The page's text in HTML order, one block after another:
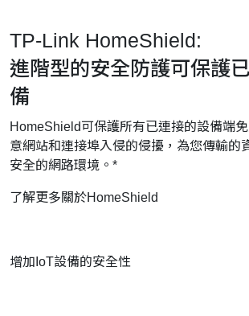
TP-Link HomeShield:
進階型的安全防護可保護
備
HomeShield可保護所有已連接的設備端
意網站和連接埠入侵的侵擾，為您傳輸的
安全的網路環境。*
了解更多關於HomeShield
增加IoT設備的安全性